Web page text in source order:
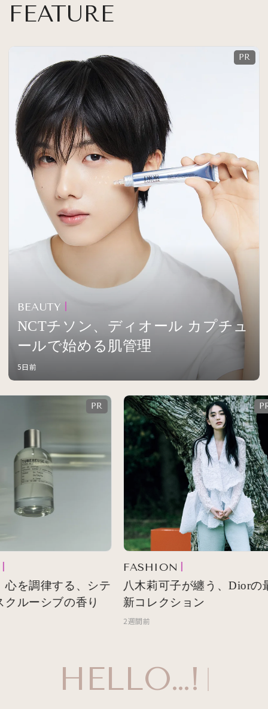
FEATURE
BEAUTY
NCTチソン、ディオール カプチュ
ールで始める肌管理
5日前
HELLO…!
を調律する、シテ
ルーシブの香り
FASHION
八木莉可子が纏う、Diorの最
新コレクション
2週間前